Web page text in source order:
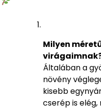
Milyen
Általában a
növény
kisebb
cserép is